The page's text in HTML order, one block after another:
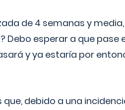
de 4 semanas y
Debo esperar a que pase
y ya estaría por
que, debido a una